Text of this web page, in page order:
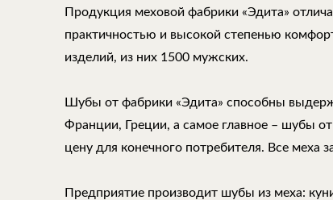
Продукция меховой фабрики «Эдита»
практичностью и высокой степенью
изделий, из них 1500 мужских.
Шубы от фабрики «Эдита» способны
Франции, Греции, а самое главное – шубы
цену для конечного потребителя. Все меха
Предприятие производит шубы из меха: